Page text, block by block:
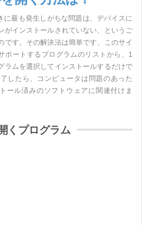
に最も発生しがちな問題は、デバイスに
がインストールされていない、というご
です。その解決法は簡単です、このサイ
ポートするプログラムのリストから、1
ラムを選択してインストールするだけで
したら、コンピュータは問題のあった
ール済みのソフトウェアに関連付けま
くプログラム